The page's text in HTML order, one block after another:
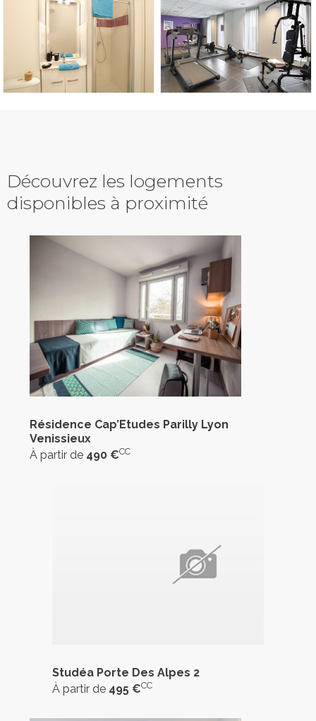
Découvrez les logements
disponibles à proximité
Résidence Cap’Etudes Parilly Lyon
Venissieux
À partir de 490 €CC
Studéa Porte Des Alpes 2
À partir de 495 €CC